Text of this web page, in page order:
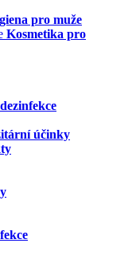
pro muže
Kosmetika pro
účinky